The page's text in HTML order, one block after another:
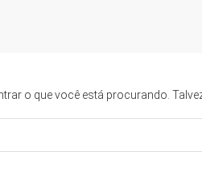
o que você está procurando.